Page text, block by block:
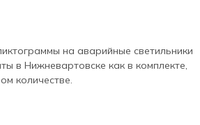
на аварийные светильники
в Нижневартовске как в комплекте,
количестве.